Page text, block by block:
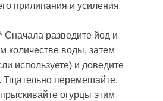
прилипания и усиления
Сначала разведите йод и
количестве воды, затем
используете) и доведите
Тщательно перемешайте.
огурцы этим